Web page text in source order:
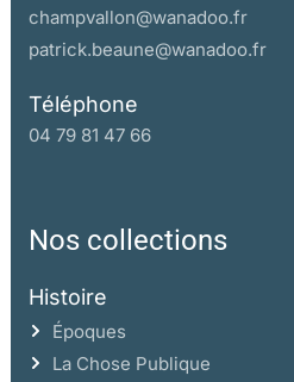
champvallon@wanadoo.fr
patrick.beaune@wanadoo.fr
Téléphone
04 79 81 47 66
Nos collections
Histoire
Époques
La Chose Publique